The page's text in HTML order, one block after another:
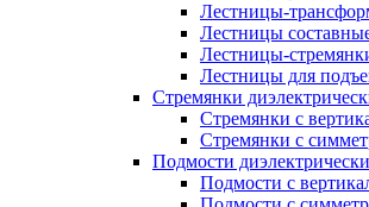
Лестницы-
Лестницы
Лестницы-
Лестницы для
Стремянки
Стремянки с
Стремянки с
Подмости
Подмости с